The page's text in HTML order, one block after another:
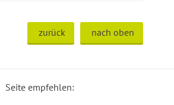
zurück nach oben
Seite empfehlen: